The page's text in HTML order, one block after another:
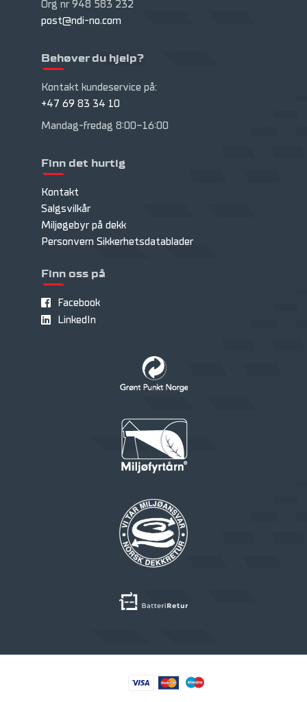
Org nr 948 583 232
post@ndi-no.com
Behøver du hjelp?
Kontakt kundeservice på:
+47 69 83 34 10
Mandag-fredag 8:00-16:00
Finn det hurtig
Kontakt
Salgsvilkår
Miljøgebyr på dekk
Personvern Sikkerhetsdatablader
Finn oss på
Facebook
LinkedIn